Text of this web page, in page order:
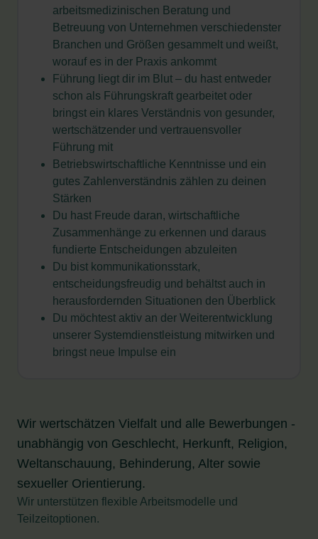
arbeitsmedizinischen Beratung und
Betreuung von Unternehmen verschiedenster
Branchen und Größen gesammelt und weißt,
worauf es in der Praxis ankommt
Führung liegt dir im Blut – du hast entweder
schon als Führungskraft gearbeitet oder
bringst ein klares Verständnis von gesunder,
wertschätzender und vertrauensvoller
Führung mit
Betriebswirtschaftliche Kenntnisse und ein
gutes Zahlenverständnis zählen zu deinen
Stärken
Du hast Freude daran, wirtschaftliche
Zusammenhänge zu erkennen und daraus
fundierte Entscheidungen abzuleiten
Du bist kommunikationsstark,
entscheidungsfreudig und behältst auch in
herausfordernden Situationen den Überblick
Du möchtest aktiv an der Weiterentwicklung
unserer Systemdienstleistung mitwirken und
bringst neue Impulse ein
Wir wertschätzen Vielfalt und alle Bewerbungen -
unabhängig von Geschlecht, Herkunft, Religion,
Weltanschauung, Behinderung, Alter sowie
sexueller Orientierung.
Wir unterstützen flexible Arbeitsmodelle und
Teilzeitoptionen.